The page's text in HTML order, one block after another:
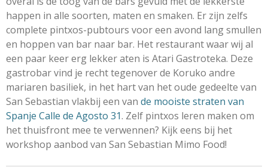
happen in alle soorten, maten en smaken. Er zijn zelfs
complete pintxos-pubtours voor een avond lang smullen
en hoppen van bar naar bar. Het restaurant waar wij al
een paar keer erg lekker aten is Atari Gastroteka. Deze
gastrobar vind je recht tegenover de Koruko andre
mariaren basiliek, in het hart van het oude gedeelte van
San Sebastian vlakbij een van de mooiste straten van
Spanje Calle de Agosto 31. Zelf pintxos leren maken om
het thuisfront mee te verwennen? Kijk eens bij het
workshop aanbod van San Sebastian Mimo Food!